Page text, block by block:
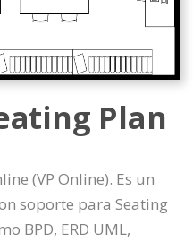
Plan
(VP Online). Es un
soporte para Seating
BPD, ERD UML,